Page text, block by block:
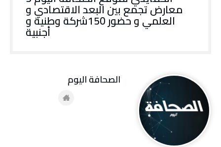
معارض تجمع بين البعد الاقتصادي و
العلمي و حضور 150شركة وطنية و
أجنبية